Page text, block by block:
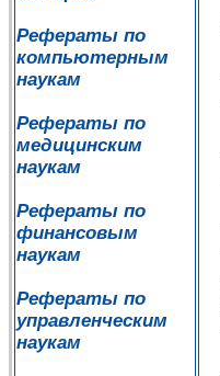
Рефераты по
компьютерным
наукам
Рефераты по
медицинским
наукам
Рефераты по
финансовым
наукам
Рефераты по
управленческим
наукам